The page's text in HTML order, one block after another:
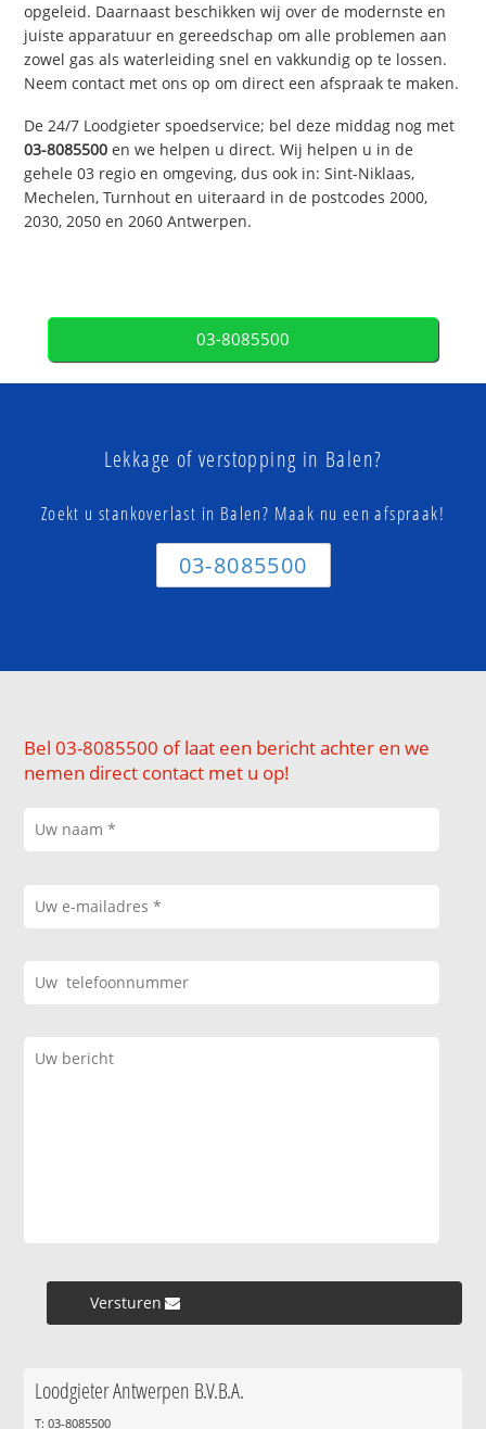
opgeleid. Daarnaast beschikken wij over de modernste en
juiste apparatuur en gereedschap om alle problemen aan
zowel gas als waterleiding snel en vakkundig op te lossen.
Neem contact met ons op om direct een afspraak te maken.
De 24/7 Loodgieter spoedservice; bel deze middag nog met
03-8085500 en we helpen u direct. Wij helpen u in de
gehele 03 regio en omgeving, dus ook in: Sint-Niklaas,
Mechelen, Turnhout en uiteraard in de postcodes 2000,
2030, 2050 en 2060 Antwerpen.
03-8085500
Lekkage of verstopping in Balen?
Zoekt u stankoverlast in Balen? Maak nu een afspraak!
03-8085500
Bel 03-8085500 of laat een bericht achter en we
nemen direct contact met u op!
Versturen »
Loodgieter Antwerpen B.V.B.A.
T: 03-8085500